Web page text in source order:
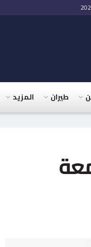
طيران المزيد